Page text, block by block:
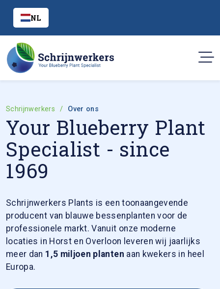
NL
Schrijnwerkers Over ons
Your Blueberry Plant
Specialist - since
1969
Schrijnwerkers Plants is een toonaangevende
producent van blauwe bessenplanten voor de
professionele markt. Vanuit onze moderne
locaties in Horst en Overloon leveren wij jaarlijks
meer dan 1,5 miljoen planten aan kwekers in heel
Europa.